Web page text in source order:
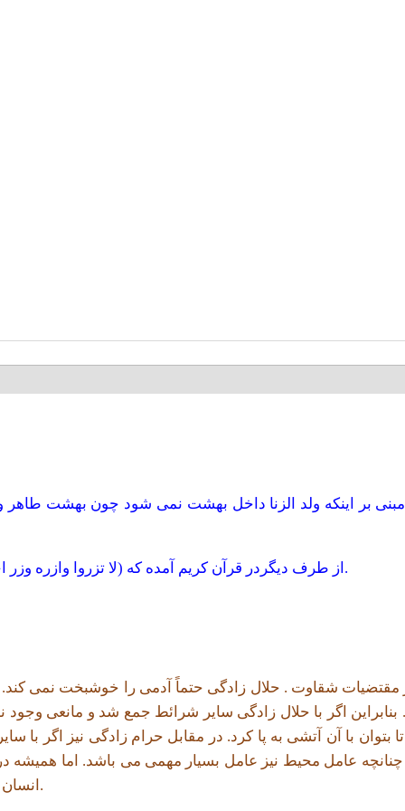
از طرف دیگردر قرآن کریم آمده که (لا تزروا وازره وزر اخری) و روایات متعددی که با این دسته از روایات تعارض دارند.
شقاوت . حلال زادگی حتماً آدمی را خوشبخت نمی کند.
اگر با حلال زادگی ساير شرائط جمع شد و مانعی
بتوان با آن آتشی به پا کرد. در مقابل حرام زادگی نيز اگر با
عامل محيط نيز عامل بسيار مهمی می باشد. اما هميشه در
انسان با اراده می تواند همه موانع يا مقتضيات منفی را زير پا بگذارد.